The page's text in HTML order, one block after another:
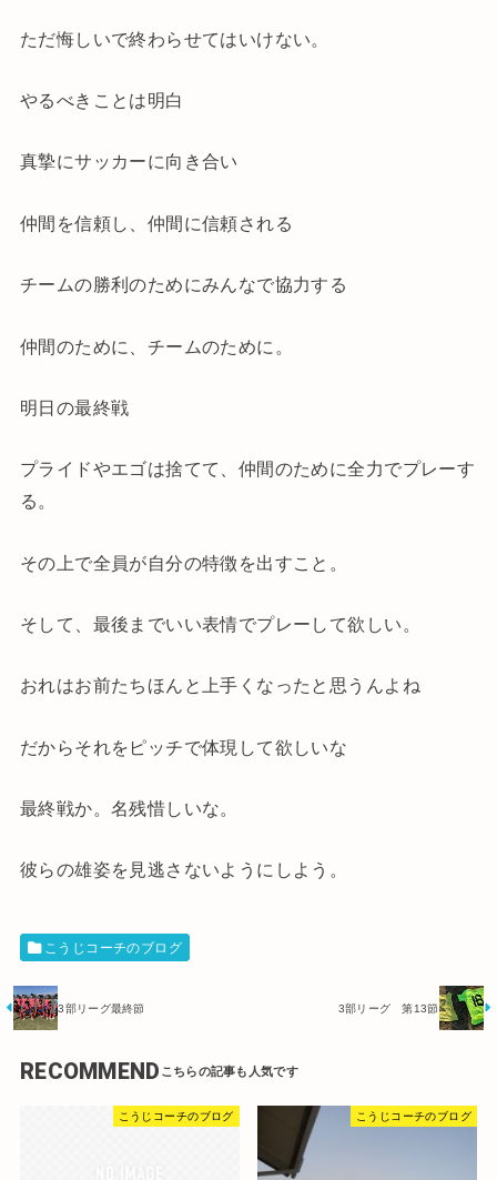
ただ悔しいで終わらせてはいけない。
やるべきことは明白
真摯にサッカーに向き合い
仲間を信頼し、仲間に信頼される
チームの勝利のためにみんなで協力する
仲間のために、チームのために。
明日の最終戦
プライドやエゴは捨てて、仲間のために全力でプレーす
る。
その上で全員が自分の特徴を出すこと。
そして、最後までいい表情でプレーして欲しい。
おれはお前たちほんと上手くなったと思うんよね
だからそれをピッチで体現して欲しいな
最終戦か。名残惜しいな。
彼らの雄姿を見逃さないようにしよう。
こうじコーチのブログ
3部リーグ最終節 3部リーグ 第13節
RECOMMEND
こうじコーチのブログ こうじコーチのブログ